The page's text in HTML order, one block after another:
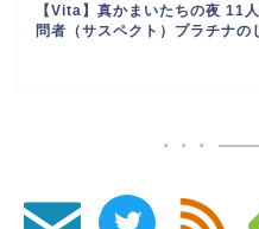
【Vita】真かまいたちの夜 11
問者（サスペクト）プラチナの